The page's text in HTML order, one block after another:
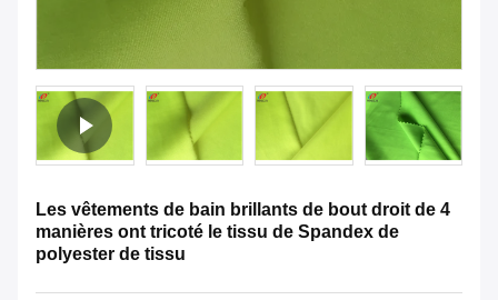
Les vêtements de bain brillants de bout droit de 4
manières ont tricoté le tissu de Spandex de
polyester de tissu